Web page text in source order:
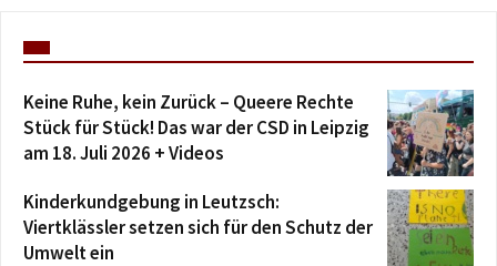
Keine Ruhe, kein Zurück – Queere Rechte
Stück für Stück! Das war der CSD in Leipzig
am 18. Juli 2026 + Videos
Kinderkundgebung in Leutzsch:
Viertklässler setzen sich für den Schutz der
Umwelt ein